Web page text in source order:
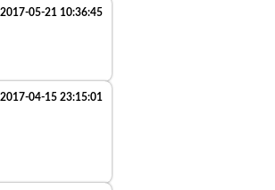
2017-05-21 10:36:45
2017-04-15 23:15:01